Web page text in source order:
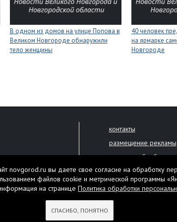
В одном из домов на улице Попова в
Великом Новгороде обнаружили
тело женщины
40 человек
на ярмарке
Новгороде
контакты
размещение рекламы
политика обработки
Настоящий ресурс
Нашли ошибку?
novgorod.ru вы даете свое согласие на обработку
файлов cookie и метрической программы
на странице Политика обработки
СПАСИБО, ПОНЯТНО